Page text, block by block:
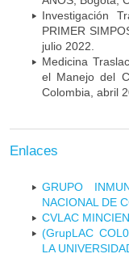
Investigación
PRIMER
julio 2022.
Medicina
el Manejo del
Colombia, abril
Enlaces
GRUPO
NACIONAL DE
CVLAC
(GrupLAC
LA